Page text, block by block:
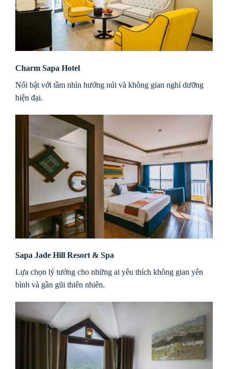
Charm Sapa Hotel
Nổi bật với tầm nhìn hướng núi và không gian nghỉ dưỡng
hiện đại.
Sapa Jade Hill Resort & Spa
Lựa chọn lý tưởng cho những ai yêu thích không gian yên
bình và gần gũi thiên nhiên.